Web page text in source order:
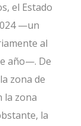
el Estado
—un
al
año—. De
zona de
la zona
la